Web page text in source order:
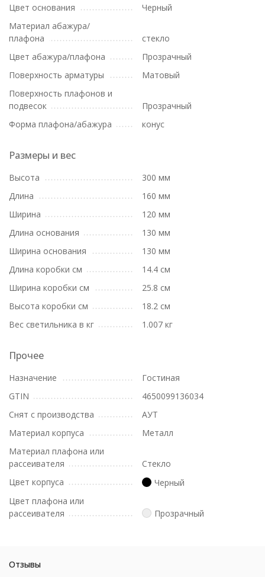
Цвет основания
Черный
Материал абажура/
плафона
стекло
Цвет абажура/плафона
Прозрачный
Поверхность арматуры
Матовый
Поверхность плафонов и
подвесок
Прозрачный
Форма плафона/абажура
конус
Размеры и вес
Высота
300 мм
Длина
160 мм
Ширина
120 мм
Длина основания
130 мм
Ширина основания
130 мм
Длина коробки см
14.4 см
Ширина коробки см
25.8 см
Высота коробки см
18.2 см
Вес светильника в кг
1.007 кг
Прочее
Назначение
Гостиная
GTIN
4650099136034
Снят с производства
АУТ
Материал корпуса
Металл
Материал плафона или
рассеивателя
Стекло
Цвет корпуса
Черный
Цвет плафона или
рассеивателя
Прозрачный
Отзывы